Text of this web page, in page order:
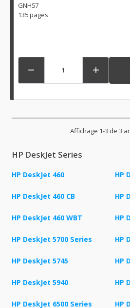
GNH57
135 pages
 
Affichage 1-3 de 3
HP DeskJet Series
HP DeskJet 460 HP
HP DeskJet 460 CB HP
HP DeskJet 460 WBT HP
HP DeskJet 5700 Series HP
HP DeskJet 5745 HP
HP DeskJet 5940 HP
HP DeskJet 6500 Series HP